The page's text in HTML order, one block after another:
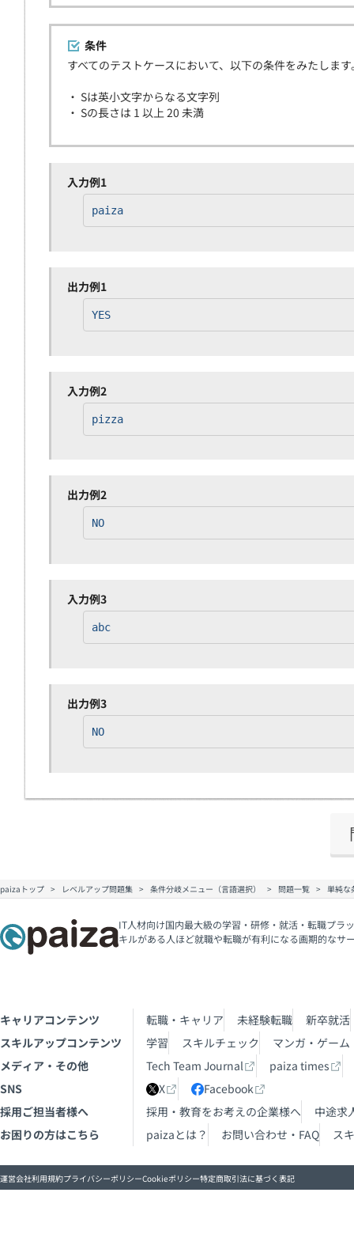
条件
すべてのテストケースにおいて、以下の条件をみたします
・ Sは英小文字からなる文字列
・ Sの長さは 1 以上 20 未満
入力例1
paiza
出力例1
YES
入力例2
pizza
出力例2
NO
入力例3
abc
出力例3
NO
paizaトップ レベルアップ問題集 条件分岐メニュー（言語選択） 問題一覧 単純な
IT人材向け国内最大級の学習・研修・就活・転職プラ
キルがある人ほど就職や転職が有利になる画期的なサ
キャリアコンテンツ 転職・キャリア 未経験転職
新卒就活
スキルアップコンテンツ
学習 スキルチェック
マンガ・ゲーム
メディア・その他
Tech Team Journal
paiza times
SNS
X
Facebook
採用ご担当者様へ
採用・教育をお考えの企業様へ
中途求
お困りの方はこちら
paizaとは？ お問い合わせ・FAQ ス
運営会社利用規約プライバシーポリシーCookieポリシー特定商取引法に基づく表記